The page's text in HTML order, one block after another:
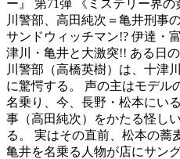
ー』 第71弾 《ミステリー界
川警部、高田純次＝亀井刑事
サンドウィッチマン!? 伊達・
津川・亀井と大激突!! ある日
川警部（高橋英樹）は、十津
に驚愕する。 声の主はモデル
名乗り、今、長野・松本にい
事（高田純次）をかたる怪し
る。 実はその直前、松本の蕎
亀井を名乗る人物が店にサン